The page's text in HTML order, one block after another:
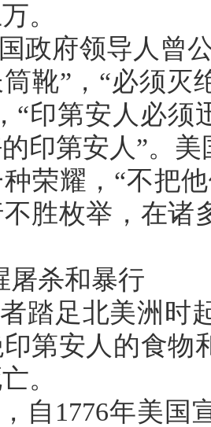
。
政府领导人曾
靴”，“必须灭
“印第安人必须
印第安人”。
荣耀，“不把
胜枚举，在诸
屠杀和暴行
踏足北美洲时
第安人的食物
。
自1776年美国